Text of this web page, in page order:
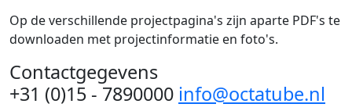
Op de verschillende projectpagina's zijn aparte PDF's te
downloaden met projectinformatie en foto's.
Contactgegevens
+31 (0)15 - 7890000 info@octatube.nl